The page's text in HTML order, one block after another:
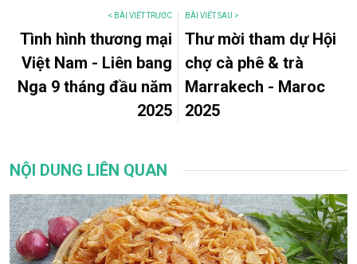
< BÀI VIẾT TRƯỚC
Tình hình thương mại
Việt Nam - Liên bang
Nga 9 tháng đầu năm
2025
BÀI VIẾT SAU >
Thư mời tham dự Hội
chợ cà phê & trà
Marrakech - Maroc
2025
NỘI DUNG LIÊN QUAN